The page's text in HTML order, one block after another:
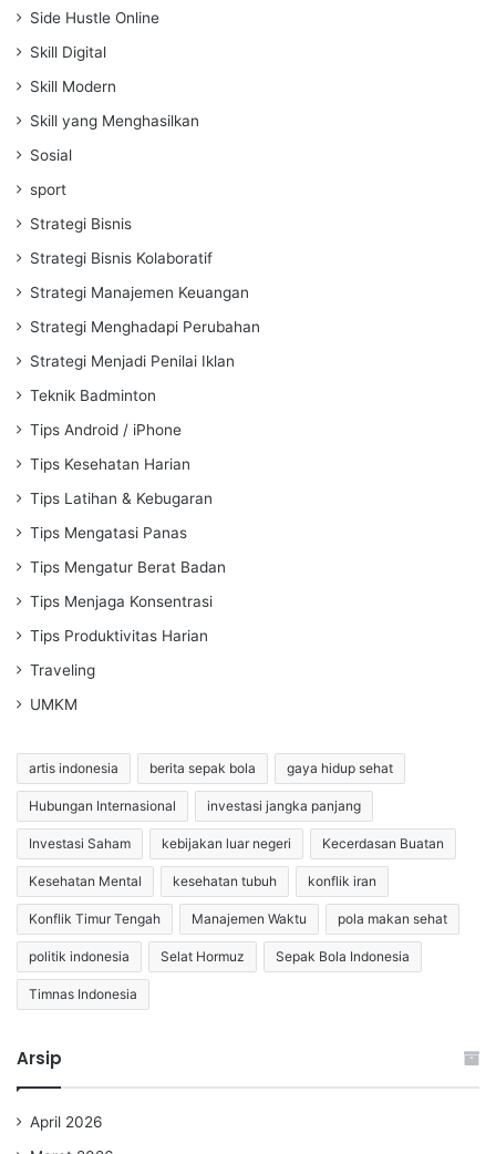
Side Hustle Online
Skill Digital
Skill Modern
Skill yang Menghasilkan
Sosial
sport
Strategi Bisnis
Strategi Bisnis Kolaboratif
Strategi Manajemen Keuangan
Strategi Menghadapi Perubahan
Strategi Menjadi Penilai Iklan
Teknik Badminton
Tips Android / iPhone
Tips Kesehatan Harian
Tips Latihan & Kebugaran
Tips Mengatasi Panas
Tips Mengatur Berat Badan
Tips Menjaga Konsentrasi
Tips Produktivitas Harian
Traveling
UMKM
artis indonesia berita sepak bola gaya hidup sehat
Hubungan Internasional investasi jangka panjang
Investasi Saham kebijakan luar negeri Kecerdasan Buatan
Kesehatan Mental kesehatan tubuh konflik iran
Konflik Timur Tengah Manajemen Waktu pola makan sehat
politik indonesia Selat Hormuz Sepak Bola Indonesia
Timnas Indonesia
Arsip
April 2026